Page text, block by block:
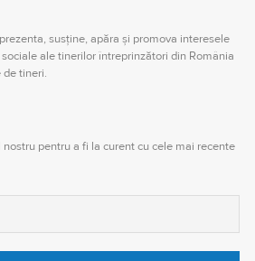
susţine, apăra şi promova interesele
ale tinerilor întreprinzători din România
tineri.
pentru a fi la curent cu cele mai recente